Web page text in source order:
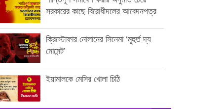
সরকারের কাছে বিরোধীদলের আবেদনপত্র
ক্রিস্টোফার নোলানের সিনেমা ‘মূহুর্ত দ্য
মোমেন্ট’
ইয়ামালকে মেসির খোলা চিঠি